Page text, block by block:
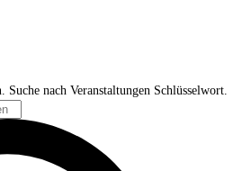
Suche nach Veranstaltungen Schlüsselwort.